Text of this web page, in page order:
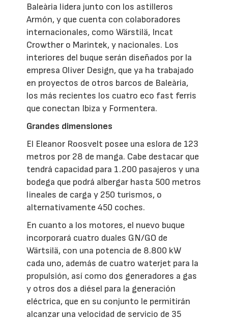
Baleària lidera junto con los astilleros
Armón, y que cuenta con colaboradores
internacionales, como Wärstilä, Incat
Crowther o Marintek, y nacionales. Los
interiores del buque serán diseñados por la
empresa Oliver Design, que ya ha trabajado
en proyectos de otros barcos de Baleària,
los más recientes los cuatro eco fast ferris
que conectan Ibiza y Formentera.
Grandes dimensiones
El Eleanor Roosvelt posee una eslora de 123
metros por 28 de manga. Cabe destacar que
tendrá capacidad para 1.200 pasajeros y una
bodega que podrá albergar hasta 500 metros
lineales de carga y 250 turismos, o
alternativamente 450 coches.
En cuanto a los motores, el nuevo buque
incorporará cuatro duales GN/GO de
Wärtsilä, con una potencia de 8.800 kW
cada uno, además de cuatro waterjet para la
propulsión, así como dos generadores a gas
y otros dos a diésel para la generación
eléctrica, que en su conjunto le permitirán
alcanzar una velocidad de servicio de 35